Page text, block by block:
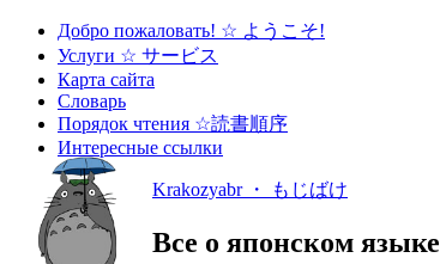
Добро пожаловать! ☆ ようこそ!
Услуги ☆ サービス
Карта сайта
Словарь
Порядок чтения ☆読書順序
Интересные ссылки
Krakozyabr ・ もじばけ
Все о японском языке